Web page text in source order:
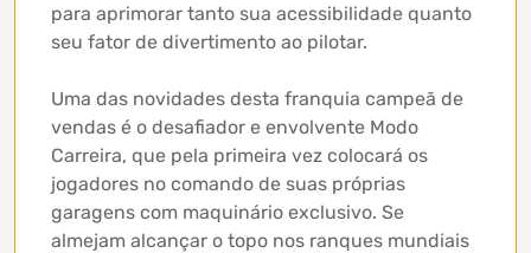
para aprimorar tanto sua acessibilidade quanto
seu fator de divertimento ao pilotar.
Uma das novidades desta franquia campeã de
vendas é o desafiador e envolvente Modo
Carreira, que pela primeira vez colocará os
jogadores no comando de suas próprias
garagens com maquinário exclusivo. Se
almejam alcançar o topo nos ranques mundiais